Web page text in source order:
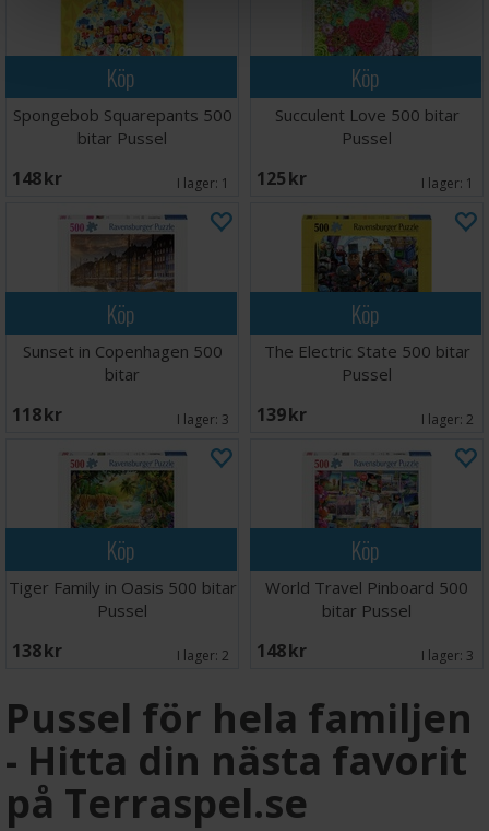
Köp
Spongebob Squarepants 500
bitar Pussel
148 SEK I lager: 1
Köp
Succulent Love 500 bitar
Pussel
125 SEK I lager: 1
Köp
Sunset in Copenhagen 500
bitar
118 SEK I lager: 3
Köp
The Electric State 500 bitar
Pussel
139 SEK I lager: 2
Köp
Tiger Family in Oasis 500 bitar
Pussel
138 SEK I lager: 2
Köp
World Travel Pinboard 500
bitar Pussel
148 SEK I lager: 3
Pussel för hela familjen
- Hitta din nästa favorit
på Terraspel.se